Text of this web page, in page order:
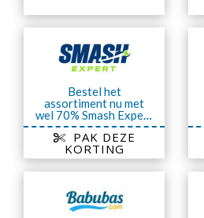
Bestel het
assortiment nu met
wel 70% Smash Expert
korting op Sale
PAK DEZE
KORTING